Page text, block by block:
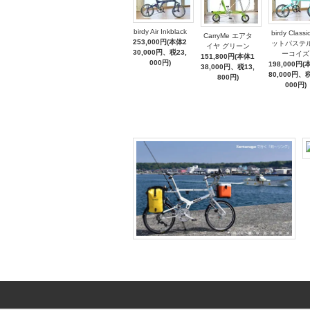
birdy Air Inkblack
253,000円(本体2
30,000円、税23,
000円)
CarryMe エアタ
イヤ グリーン
151,800円(本体1
38,000円、税13,
800円)
birdy
ットパステ
ーコイズ
198,000円(
80,000円、
000円)